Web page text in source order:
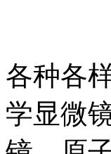
各种各
学显微